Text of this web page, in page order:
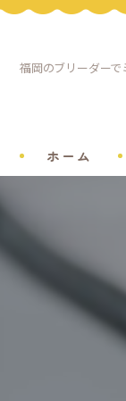
福岡のブリーダー
ホーム